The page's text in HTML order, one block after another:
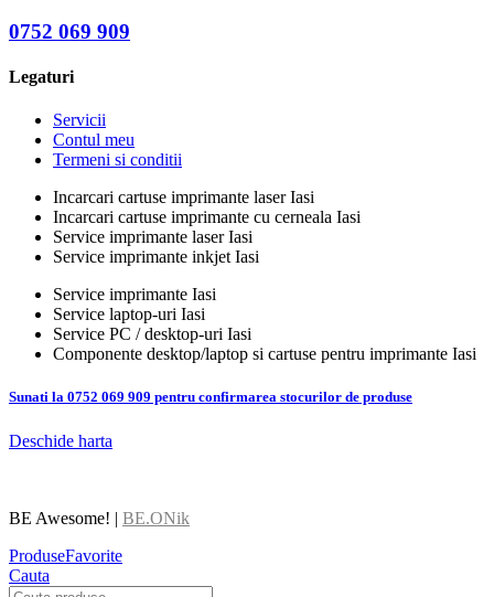
0752 069 909
Legaturi
Servicii
Contul meu
Termeni si conditii
Incarcari cartuse imprimante laser Iasi
Incarcari cartuse imprimante cu cerneala Iasi
Service imprimante laser Iasi
Service imprimante inkjet Iasi
Service imprimante Iasi
Service laptop-uri Iasi
Service PC / desktop-uri Iasi
Componente desktop/laptop si cartuse pentru imprimante Iasi
Sunati la 0752 069 909 pentru confirmarea stocurilor de produse
Deschide harta
BE Awesome! | BE.ONik
ProduseFavorite
Cauta